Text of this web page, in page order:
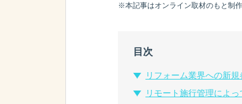
※本記事はオンライン取材のもと制
目次
リフォーム業界への新
リモート施行管理によ